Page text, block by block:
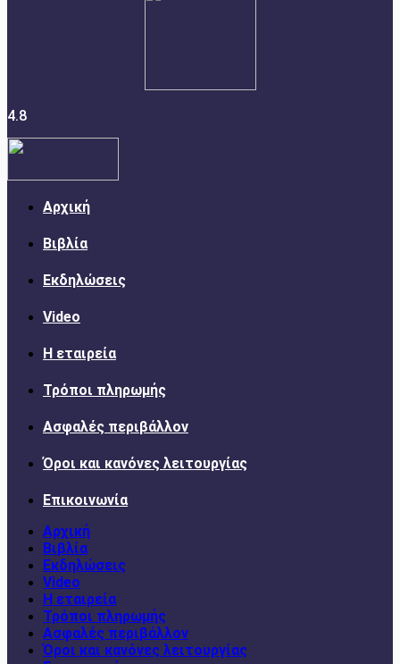
4.8
Αρχική
Βιβλία
Εκδηλώσεις
Video
Η εταιρεία
Τρόποι πληρωμής
Ασφαλές περιβάλλον
Όροι και κανόνες λειτουργίας
Επικοινωνία
Αρχική
Βιβλία
Εκδηλώσεις
Video
Η εταιρεία
Τρόποι πληρωμής
Ασφαλές περιβάλλον
Όροι και κανόνες λειτουργίας